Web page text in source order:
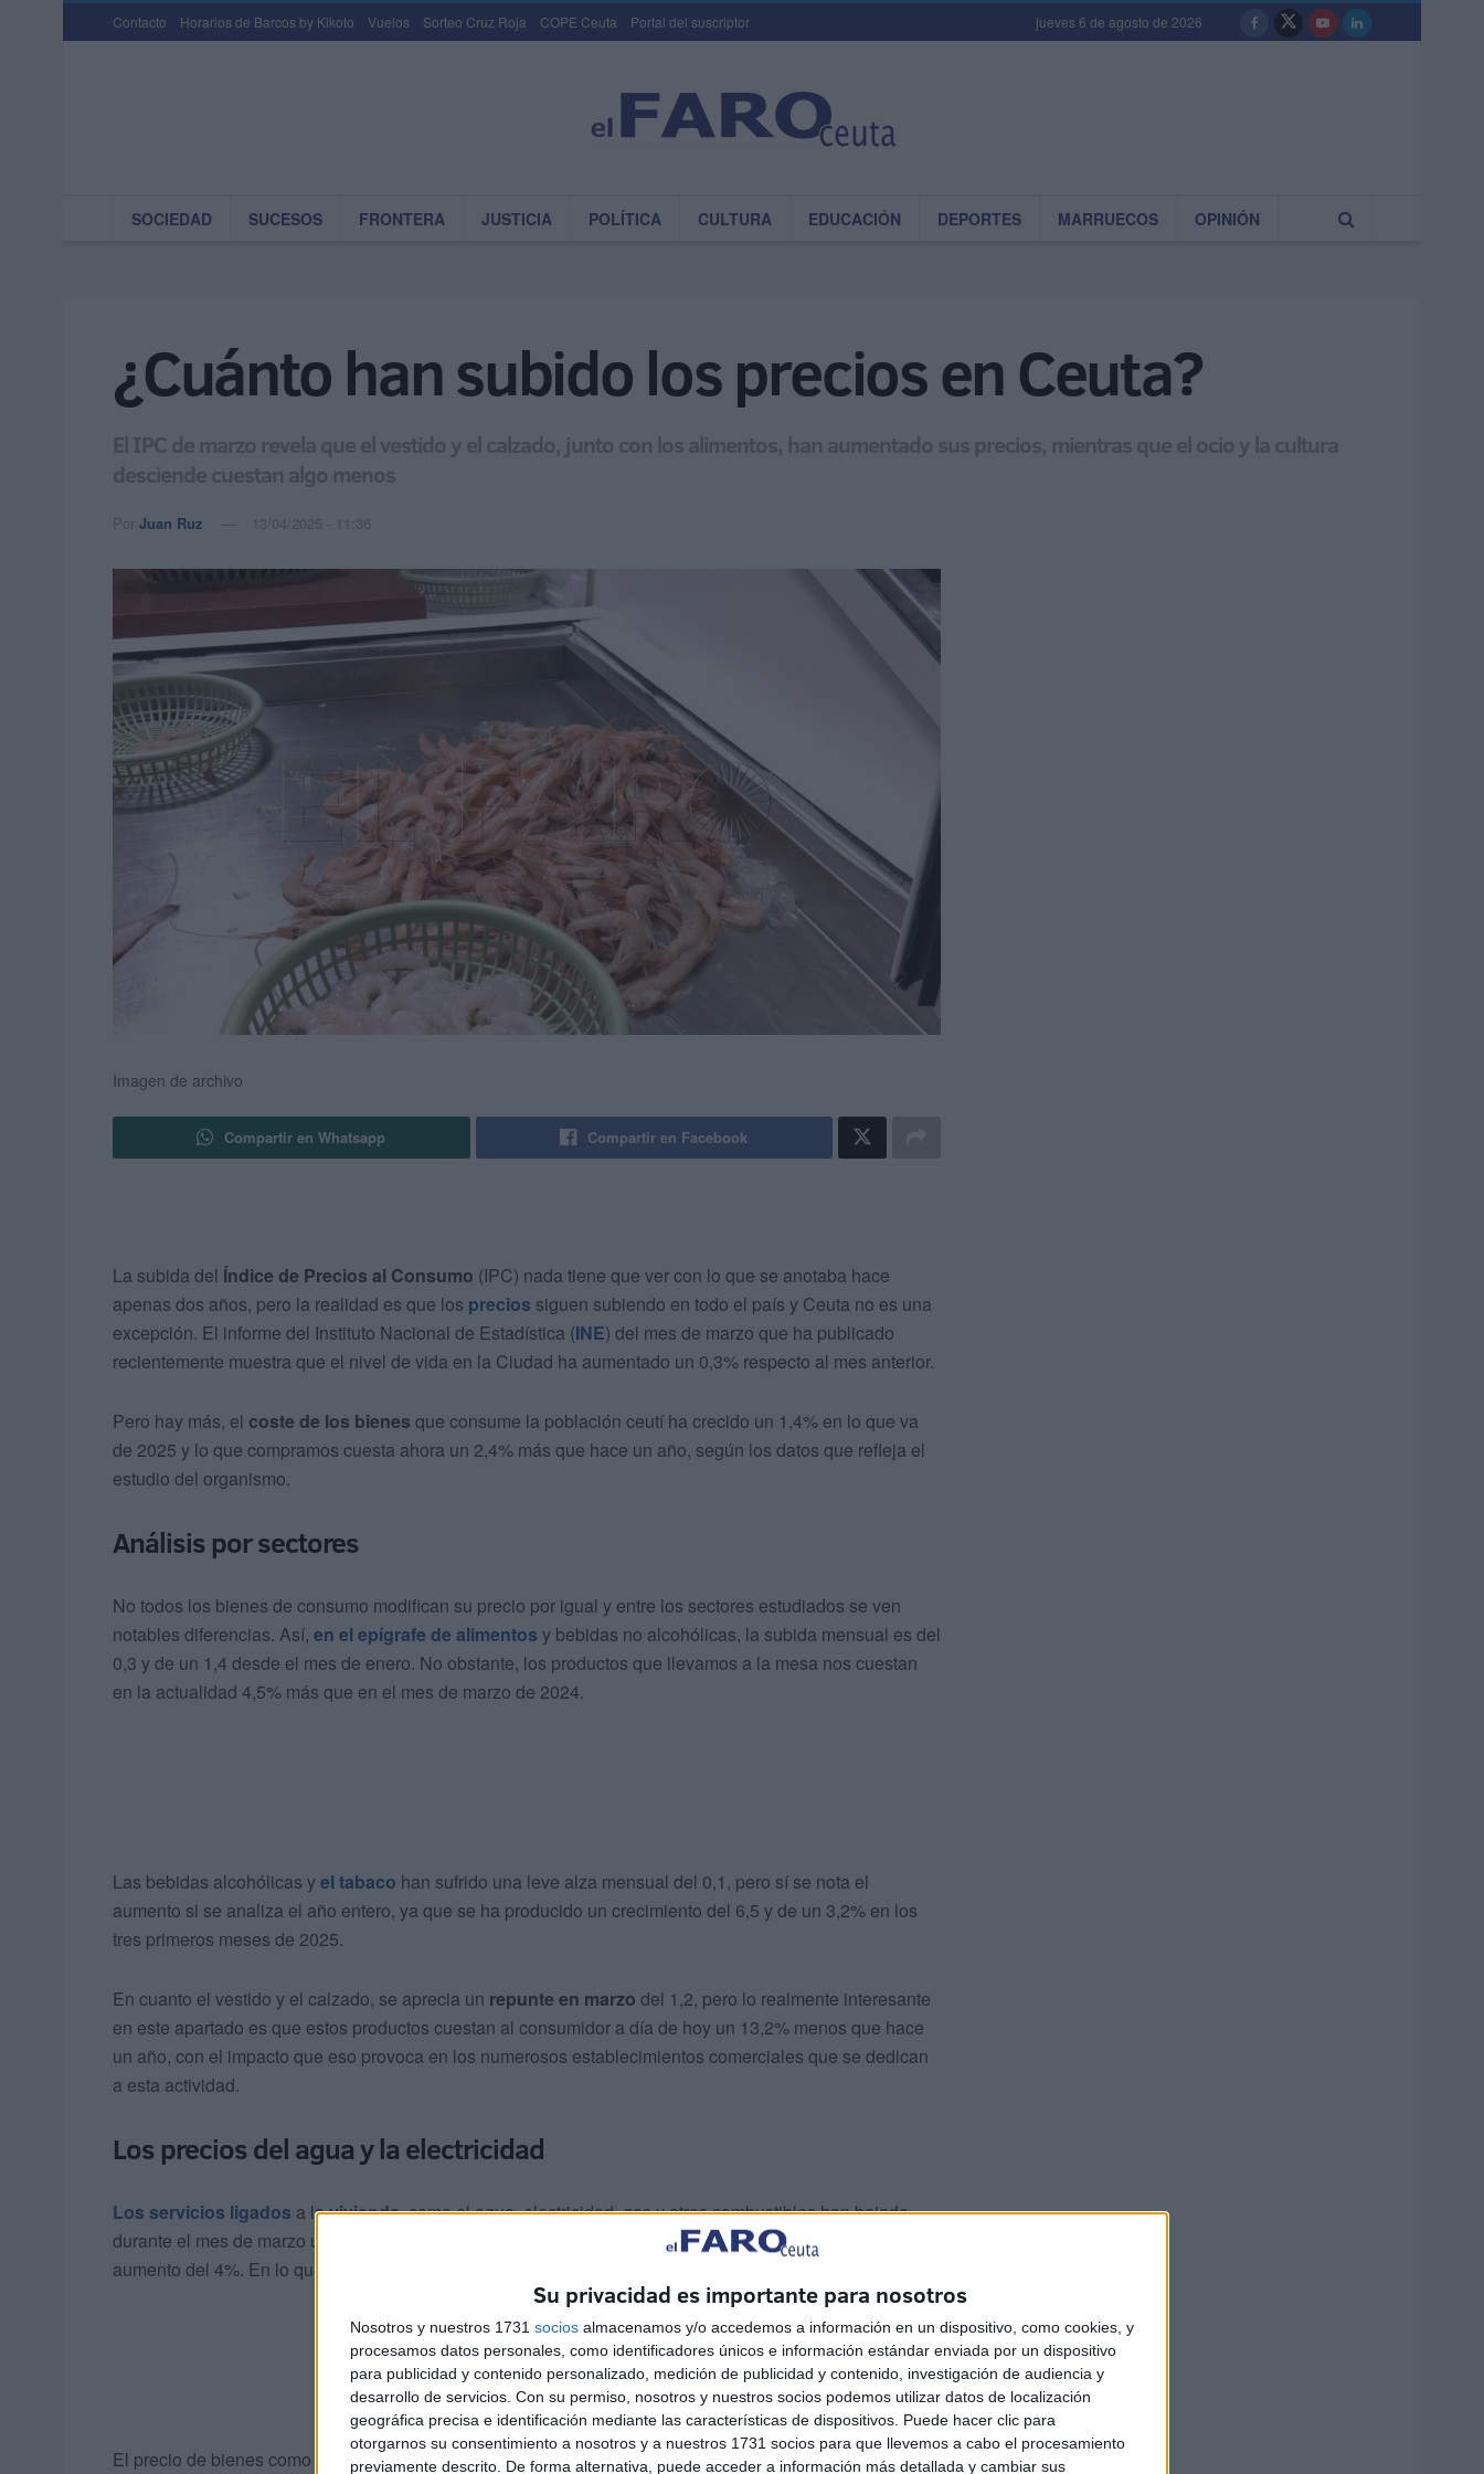
Su privacidad es importante para nosotros
Nosotros y nuestros 1731 socios almacenamos y/o accedemos a información en un dispositivo, como cookies, y
procesamos datos personales, como identificadores únicos e información estándar enviada por un dispositivo
para publicidad y contenido personalizado, medición de publicidad y contenido, investigación de audiencia y
desarrollo de servicios. Con su permiso, nosotros y nuestros socios podemos utilizar datos de localización
geográfica precisa e identificación mediante las características de dispositivos. Puede hacer clic para
otorgarnos su consentimiento a nosotros y a nuestros 1731 socios para que llevemos a cabo el procesamiento
previamente descrito. De forma alternativa, puede acceder a información más detallada y cambiar sus
Contacto Horarios de Barcos by Kikoto Vuelos Sorteo Cruz Roja COPE Ceuta Portal del suscriptor jueves 6 de agosto de 2026
SOCIEDAD SUCESOS FRONTERA JUSTICIA POLÍTICA CULTURA EDUCACIÓN DEPORTES MARRUECOS OPINIÓN
¿Cuánto han subido los precios en Ceuta?
El IPC de marzo revela que el vestido y el calzado, junto con los alimentos, han aumentado sus precios, mientras que el ocio y la cultura
desciende cuestan algo menos
Por Juan Ruz 13/04/2025 - 11:36
Imagen de archivo
Compartir en Whatsapp Compartir en Facebook
La subida del Índice de Precios al Consumo (IPC) nada tiene que ver con lo que se anotaba hace
apenas dos años, pero la realidad es que los precios siguen subiendo en todo el país y Ceuta no es una
excepción. El informe del Instituto Nacional de Estadística (INE) del mes de marzo que ha publicado
recientemente muestra que el nivel de vida en la Ciudad ha aumentado un 0,3% respecto al mes anterior.
Pero hay más, el coste de los bienes que consume la población ceutí ha crecido un 1,4% en lo que va
de 2025 y lo que compramos cuesta ahora un 2,4% más que hace un año, según los datos que refleja el
estudio del organismo.
Análisis por sectores
No todos los bienes de consumo modifican su precio por igual y entre los sectores estudiados se ven
notables diferencias. Así, en el epígrafe de alimentos y bebidas no alcohólicas, la subida mensual es del
0,3 y de un 1,4 desde el mes de enero. No obstante, los productos que llevamos a la mesa nos cuestan
en la actualidad 4,5% más que en el mes de marzo de 2024.
Las bebidas alcohólicas yel tabaco han sufrido una leve alza mensual del 0,1, pero sí se nota el
aumento si se analiza el año entero, ya que se ha producido un crecimiento del 6,5 y de un 3,2% en los
tres primeros meses de 2025.
En cuanto el vestido y el calzado, se aprecia un repunte en marzo del 1,2, pero lo realmente interesante
en este apartado es que estos productos cuestan al consumidor a día de hoy un 13,2% menos que hace
un año, con el impacto que eso provoca en los numerosos establecimientos comerciales que se dedican
a esta actividad.
Los precios del agua y la electricidad
Los servicios ligados a lavivienda, como el agua, electricidad, gas y otros combustibles han bajado
durante el mes de marzo un 1,3%, aunque el cómputo global de todo el año indica que ha habido un
aumento del 4%. En lo que va de año, la subida ha sido del 2%.
El precio de bienes como muebles, artículos del hogar y para elmantenimiento corriente de las